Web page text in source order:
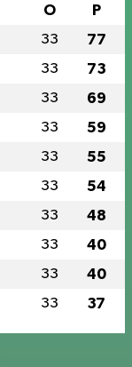
O P
33 77
33 73
33 69
33 59
33 55
33 54
33 48
33 40
33 40
33 37